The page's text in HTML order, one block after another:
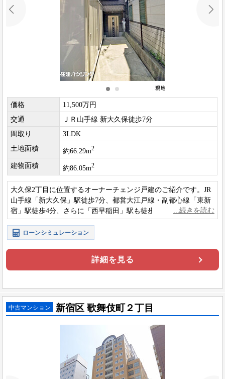
価格
11,500万円
交通
ＪＲ山手線 新大久保徒歩7分
間取り
3LDK
土地面積
約66.29m2
建物面積 約86.05m2
大久保2丁目に位置するオーナーチェンジ戸建のご紹介です。JR
山手線「新大久保」駅徒歩7分、都営大江戸線・副都心線「東新
宿」駅徒歩4分、さらに「西早稲田」駅も徒歩8分と、3駅複数路
線利用可能な高い利便性を誇ります。
ローンシミュレーション
詳細を見る
中古マンション 新宿区 歌舞伎町２丁目